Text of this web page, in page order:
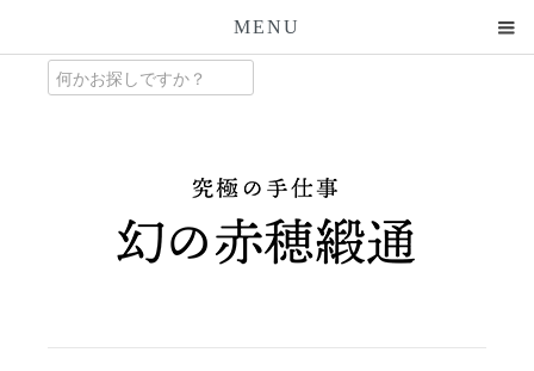
MENU